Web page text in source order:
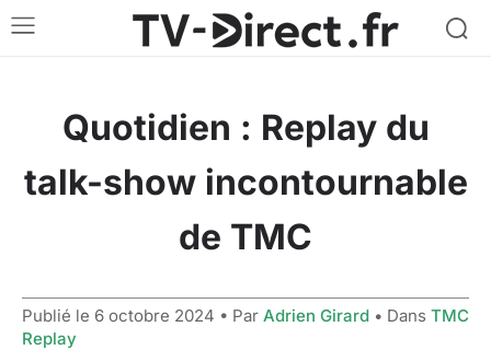
Quotidien : Replay du
talk-show incontournable
de TMC
Publié le 6 octobre 2024 • Par Adrien Girard • Dans TMC
Replay